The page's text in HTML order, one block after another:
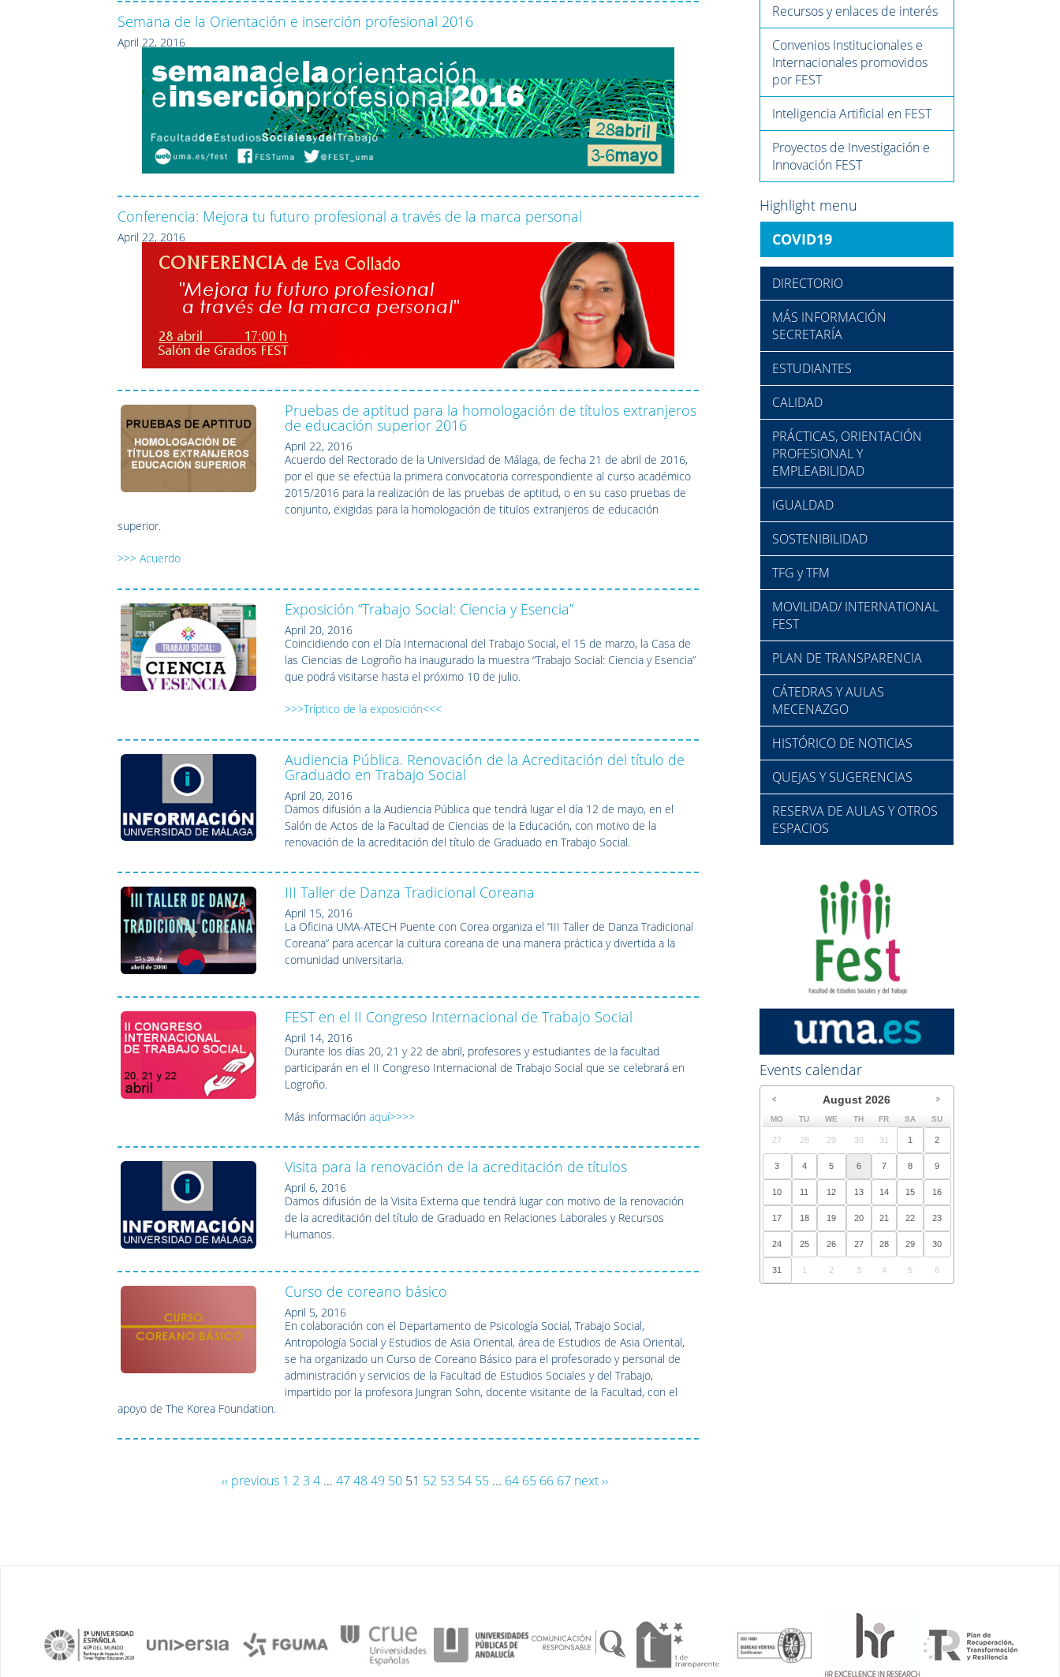
Semana de la Orientación e inserción profesional 2016
April 22, 2016
Conferencia: Mejora tu futuro profesional a través de la marca personal
April 22, 2016
Pruebas de aptitud para la homologación de títulos extranjeros
de educación superior 2016
April 22, 2016
Acuerdo del Rectorado de la Universidad de Málaga, de fecha 21 de abril de 2016,
por el que se efectúa la primera convocatoria correspondiente al curso académico
2015/2016 para la realización de las pruebas de aptitud, o en su caso pruebas de
conjunto, exigidas para la homologación de titulos extranjeros de educación
superior.
>>> Acuerdo
Exposición “Trabajo Social: Ciencia y Esencia”
April 20, 2016
Coincidiendo con el Día Internacional del Trabajo Social, el 15 de marzo, la Casa de
las Ciencias de Logroño ha inaugurado la muestra “Trabajo Social: Ciencia y Esencia”
que podrá visitarse hasta el próximo 10 de julio.
>>>Tríptico de la exposición<<<
Audiencia Pública. Renovación de la Acreditación del título de
Graduado en Trabajo Social
April 20, 2016
Damos difusión a la Audiencia Pública que tendrá lugar el día 12 de mayo, en el
Salón de Actos de la Facultad de Ciencias de la Educación, con motivo de la
renovación de la acreditación del título de Graduado en Trabajo Social.
III Taller de Danza Tradicional Coreana
April 15, 2016
La Oficina UMA-ATECH Puente con Corea organiza el “III Taller de Danza Tradicional
Coreana” para acercar la cultura coreana de una manera práctica y divertida a la
comunidad universitaria.
FEST en el II Congreso Internacional de Trabajo Social
April 14, 2016
Durante los días 20, 21 y 22 de abril, profesores y estudiantes de la facultad
participarán en el II Congreso Internacional de Trabajo Social que se celebrará en
Logroño.
Más informaciónaquí>>>>
Visita para la renovación de la acreditación de títulos
April 6, 2016
Damos difusión de la Visita Externa que tendrá lugar con motivo de la renovación
de la acreditación del título de Graduado en Relaciones Laborales y Recursos
Humanos.
Curso de coreano básico
April 5, 2016
En colaboración con el Departamento de Psicología Social, Trabajo Social,
Antropología Social y Estudios de Asia Oriental, área de Estudios de Asia Oriental,
se ha organizado un Curso de Coreano Básico para el profesorado y personal de
administración y servicios de la Facultad de Estudios Sociales y del Trabajo,
impartido por la profesora Jungran Sohn, docente visitante de la Facultad, con el
apoyo de The Korea Foundation.
‹‹ previous 1 2 3 4... 474849 50 51 52 53 54 55... 64 65 66 67 next ››
Recursos y enlaces de interés
Convenios Institucionales e
Internacionales promovidos
por FEST
Inteligencia Artificial en FEST
Proyectos de Investigación e
Innovación FEST
Highlight menu
COVID19
DIRECTORIO
MÁS INFORMACIÓN
SECRETARÍA
ESTUDIANTES
CALIDAD
PRÁCTICAS, ORIENTACIÓN
PROFESIONAL Y
EMPLEABILIDAD
IGUALDAD
SOSTENIBILIDAD
TFG y TFM
MOVILIDAD/ INTERNATIONAL
FEST
PLAN DE TRANSPARENCIA
CÁTEDRAS Y AULAS
MECENAZGO
HISTÓRICO DE NOTICIAS
QUEJAS Y SUGERENCIAS
RESERVA DE AULAS Y OTROS
ESPACIOS
Events calendar
August 2026
MO TU WE TH FR SA SU
27 28 29 30 31 1 2
3 4 5 6 7 8 9
10 11 12 13 14 15 16
17 18 19 20 21 22 23
24 25 26 27 28 29 30
31 1 2 3 4 5 6